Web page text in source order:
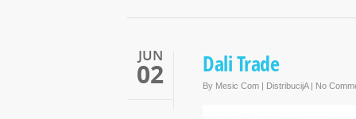
JUN
02 Dali Trade
By Mesic Com | DistribucijA | No